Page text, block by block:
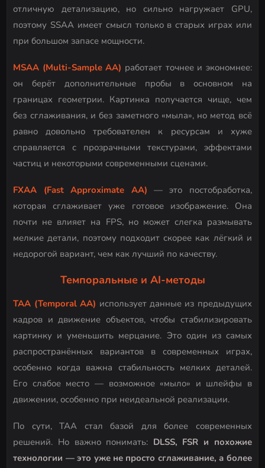
отличную детализацию, но сильно нагружает GPU,
поэтому SSAA имеет смысл только в старых играх или
при большом запасе мощности.
MSAA (Multi-Sample AA) работает точнее и экономнее:
он берёт дополнительные пробы в основном на
границах геометрии. Картинка получается чище, чем
без сглаживания, и без заметного «мыла», но метод всё
равно довольно требователен к ресурсам и хуже
справляется с прозрачными текстурами, эффектами
частиц и некоторыми современными сценами.
FXAA (Fast Approximate AA) — это постобработка,
которая сглаживает уже готовое изображение. Она
почти не влияет на FPS, но может слегка размывать
мелкие детали, поэтому подходит скорее как лёгкий и
недорогой вариант, чем как лучший по качеству.
Темпоральные и AI-методы
TAA (Temporal AA) использует данные из предыдущих
кадров и движение объектов, чтобы стабилизировать
картинку и уменьшить мерцание. Это один из самых
распространённых вариантов в современных играх,
особенно когда важна стабильность мелких деталей.
Его слабое место — возможное «мыло» и шлейфы в
движении, особенно при неидеальной реализации.
По сути, TAA стал базой для более современных
решений. Но важно понимать: DLSS, FSR и похожие
технологии — это уже не просто сглаживание, а более